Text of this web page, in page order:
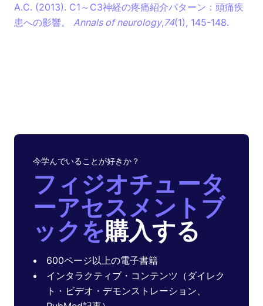
A.C. (2013). C1～C3神経の疼痛紹介パターン：頭痛疾
患への影響。 Annals of neurology,74(1), 145-148.
今学んでいることが好きか？
フィジオチュータ
ーアセスメントブ
ックを購入する
600ページ以上の電子書籍
インタラクティブ・コンテンツ（ダイレク
ト・ビデオ・デモンストレーション、